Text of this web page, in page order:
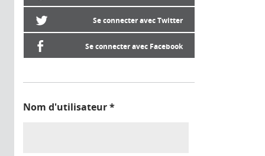
Se connecter avec Twitter
Se connecter avec Facebook
Nom d'utilisateur*